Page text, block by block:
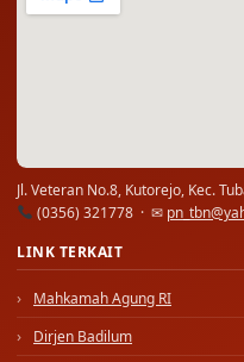
Jl. Veteran No.8, Kutorejo, Kec.
(0356) 321778 · ✉
LINK TERKAIT
Mahkamah Agung RI
Dirjen Badilum